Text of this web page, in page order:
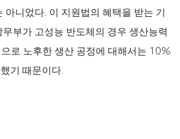
아니었다. 이 지원법의 혜택을 받는 기
부가 고성능 반도체의 경우 생산능력
로 노후한 생산 공정에 대해서는 10%
기 때문이다.